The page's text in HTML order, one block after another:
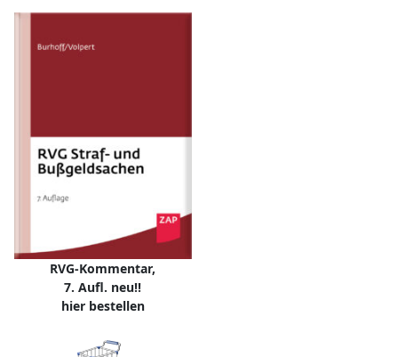
RVG-Kommentar,
7. Aufl. neu!!
hier bestellen